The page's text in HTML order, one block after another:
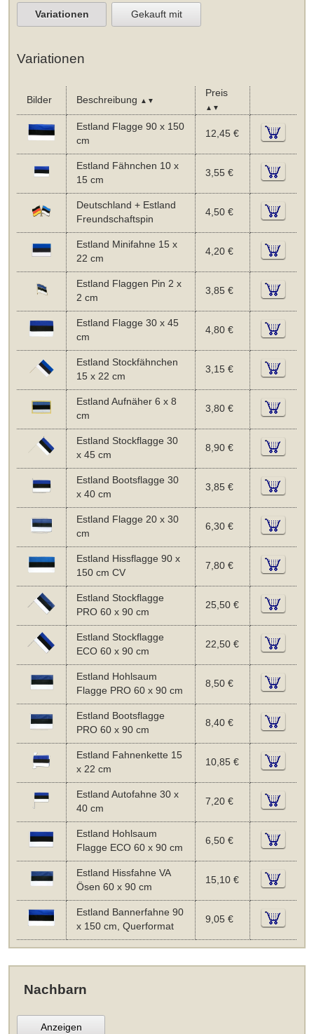
Variationen Gekauft mit
Variationen
Bilder Beschreibung ▲▼
Preis
▲▼
Estland Flagge 90 x 150
cm
12,45 €
Estland Fähnchen 10 x
15 cm
3,55 €
Deutschland + Estland
Freundschaftspin
4,50 €
Estland Minifahne 15 x
22 cm
4,20 €
Estland Flaggen Pin 2 x
2 cm
3,85 €
Estland Flagge 30 x 45
cm
4,80 €
Estland Stockfähnchen
15 x 22 cm
3,15 €
Estland Aufnäher 6 x 8
cm
3,80 €
Estland Stockflagge 30
x 45 cm
8,90 €
Estland Bootsflagge 30
x 40 cm
3,85 €
Estland Flagge 20 x 30
cm
6,30 €
Estland Hissflagge 90 x
150 cm CV
7,80 €
Estland Stockflagge
PRO 60 x 90 cm
25,50 €
Estland Stockflagge
ECO 60 x 90 cm
22,50 €
Estland Hohlsaum
Flagge PRO 60 x 90 cm
8,50 €
Estland Bootsflagge
PRO 60 x 90 cm
8,40 €
Estland Fahnenkette 15
x 22 cm
10,85 €
Estland Autofahne 30 x
40 cm
7,20 €
Estland Hohlsaum
Flagge ECO 60 x 90 cm
6,50 €
Estland Hissfahne VA
Ösen 60 x 90 cm
15,10 €
Estland Bannerfahne 90
x 150 cm, Querformat
9,05 €
Nachbarn
Anzeigen